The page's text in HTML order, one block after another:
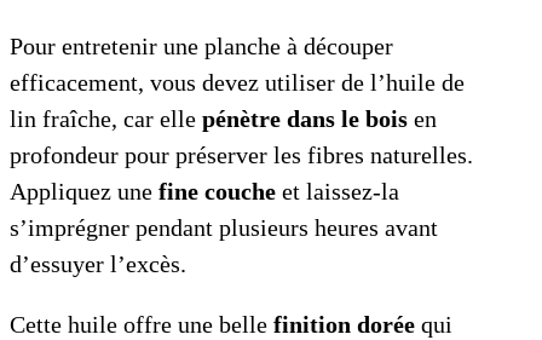
Pour entretenir une planche à découper
efficacement, vous devez utiliser de l’huile de
lin fraîche, car elle pénètre dans le bois en
profondeur pour préserver les fibres naturelles.
Appliquez une fine couche et laissez-la
s’imprégner pendant plusieurs heures avant
d’essuyer l’excès.
Cette huile offre une belle finition dorée qui